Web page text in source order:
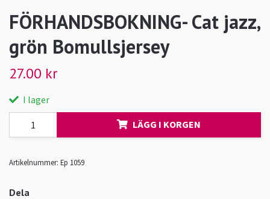
FÖRHANDSBOKNING- Cat jazz,
grön Bomullsjersey
27.00 kr
I lager
LÄGG I KORGEN
Artikelnummer: Ep 1059
Dela